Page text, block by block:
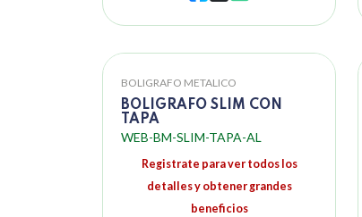
BOLIGRAFO METALICO
BOLIGRAFO SLIM CON
TAPA
WEB-BM-SLIM-TAPA-AL
Registrate para ver todos los
detalles y obtener grandes
beneficios